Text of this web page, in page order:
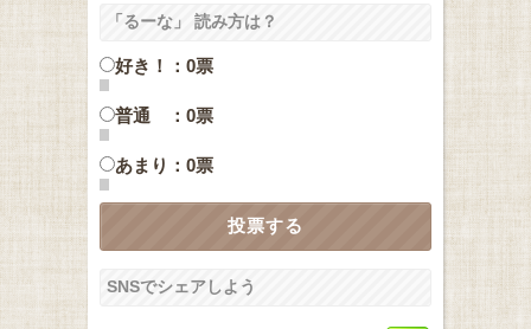
「るーな」 読み方は？
好き！：0票
普通 ：0票
あまり：0票
SNSでシェアしよう